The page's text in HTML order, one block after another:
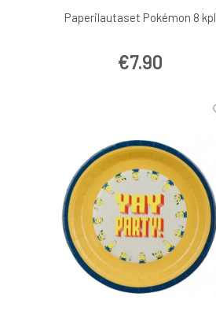
Paperilautaset Pokémon 8 kpl
€7.90